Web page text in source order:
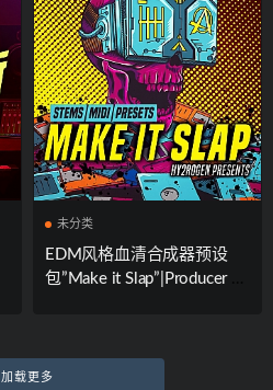
未分类
EDM风格血清合成器预设
包”Make it Slap”|Producer Lo
加载更多